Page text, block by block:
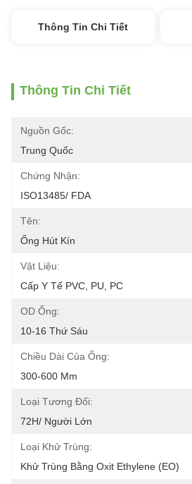
Thông Tin Chi Tiết
Thông Tin Chi Tiết
Nguồn Gốc:
Trung Quốc
Chứng Nhận:
ISO13485/ FDA
Tên:
Ống Hút Kín
Vật Liệu:
Cấp Y Tế PVC, PU, ​​​​PC
OD Ống:
10-16 Thứ Sáu
Chiều Dài Của Ống:
300-600 Mm
Loại Tương Đối:
72H/ Người Lớn
Loại Khử Trùng:
Khử Trùng Bằng Oxit Ethylene (EO)